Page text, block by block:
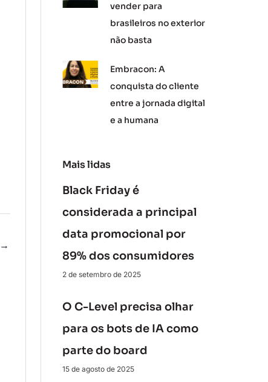
→
vender para
brasileiros no exterior
não basta
Embracon: A
conquista do cliente
entre a jornada digital
e a humana
Mais lidas
Black Friday é
considerada a principal
data promocional por
89% dos consumidores
2 de setembro de 2025
O C-Level precisa olhar
para os bots de IA como
parte do board
15 de agosto de 2025